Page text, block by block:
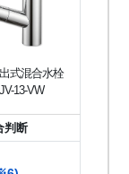
式混合水栓
13-VW
判断